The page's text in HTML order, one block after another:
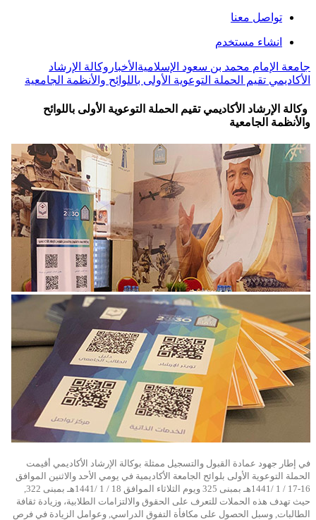
تواصل معنا
انشاء مستخدم
جامعة الإمام محمد بن سعود الإسلامية الأخبار وكالة الإرشاد
الأكاديمي تقيم الحملة التوعوية الأولى باللوائح والأنظمة الجامعية
وكالة الإرشاد الأكاديمي تقيم الحملة التوعوية الأولى باللوائح
والأنظمة الجامعية
في إطار جهود عمادة القبول والتسجيل ممثلة بوكالة الإرشاد الأكاديمي أقيمت
الحملة التوعوية الأولى بلوائح الجامعة الأكاديمية في يومي الأحد والاثنين الموافق
حيث تهدف هذه الحملات للتعرف على الحقوق والالتزامات الطلابية، وزيادة ثقافة
الطالبات, وسبل الحصول على مكافأة التفوق الدراسي, وعوامل الزيادة في فرص